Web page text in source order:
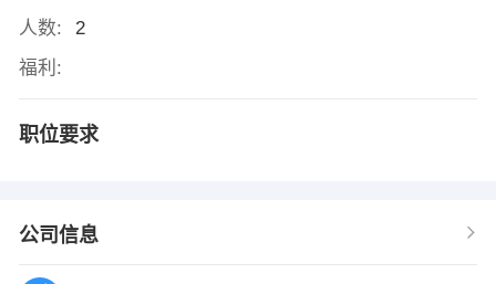
人数:
2
福利:
职位要求
公司信息